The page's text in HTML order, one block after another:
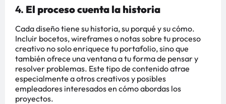
4. El proceso cuenta la historia
Cada diseño tiene su historia, su porqué y su cómo.
Incluir bocetos, wireframes o notas sobre tu proceso
creativo no solo enriquece tu portafolio, sino que
también ofrece una ventana a tu forma de pensar y
resolver problemas. Este tipo de contenido atrae
especialmente a otros creativos y posibles
empleadores interesados en cómo abordas los
proyectos.